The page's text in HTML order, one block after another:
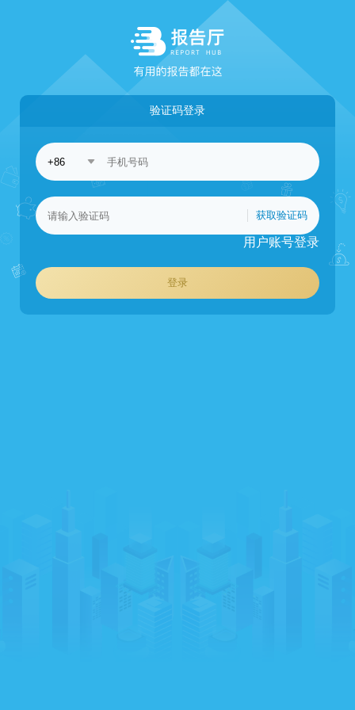
验证码登录
获取验证码
用户账号登录
登录